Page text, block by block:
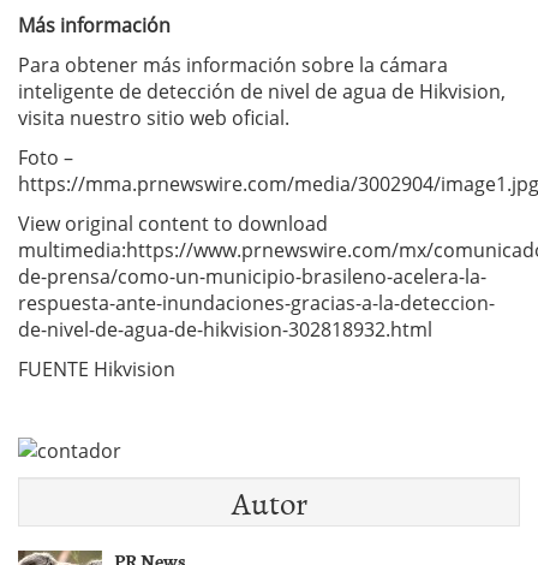
Más información
Para obtener más información sobre la cámara
inteligente de detección de nivel de agua de Hikvision,
visita nuestro sitio web oficial.
Foto –
https://mma.prnewswire.com/media/3002904/image1.jpg
View original content to download
multimedia:https://www.prnewswire.com/mx/
de-prensa/como-un-municipio-brasileno-acelera-la-
respuesta-ante-inundaciones-gracias-a-la-deteccion-
de-nivel-de-agua-de-hikvision-302818932.html
FUENTE Hikvision
Autor